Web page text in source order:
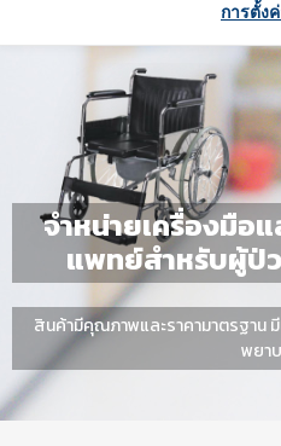
จำหน่ายเครื่องมือ
แพทย์สำหรับผู้ป่
สินค้ามีคุณภาพและราคามาตรฐาน
พยา
การตั้ง